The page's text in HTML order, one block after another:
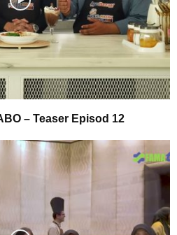
– Teaser Episod 12